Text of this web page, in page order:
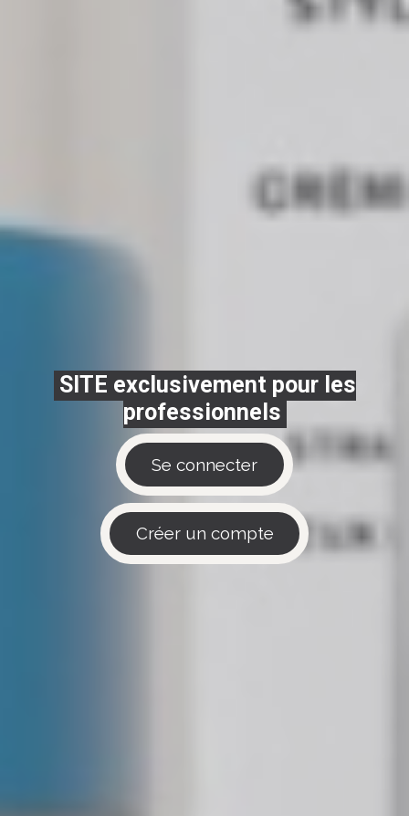
SITE exclusivement pour les
professionnels
Se connecter
Créer un​​​​ compte